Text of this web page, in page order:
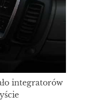
integratorów